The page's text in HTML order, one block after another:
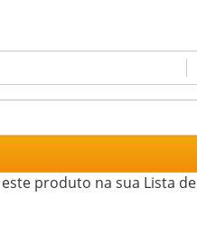
produto na sua Lista de